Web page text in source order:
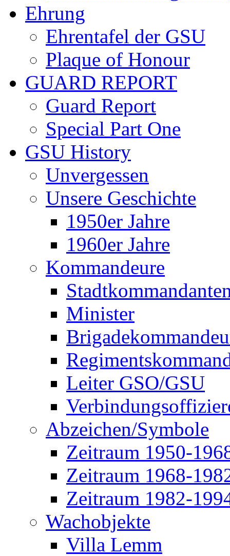
Ehrung
Ehrentafel der GSU
Plaque of Honour
GUARD REPORT
Guard Report
Special Part One
GSU History
Unvergessen
Unsere Geschichte
1950er Jahre
1960er Jahre
Kommandeure
Minister
Leiter GSO/GSU
Abzeichen/Symbole
Zeitraum 1950-
Zeitraum 1968-
Zeitraum 1982-
Wachobjekte
Villa Lemm